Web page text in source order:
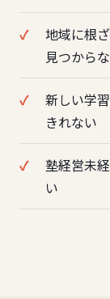
地域に根
見つから
新しい学
きれない
塾経営未
い